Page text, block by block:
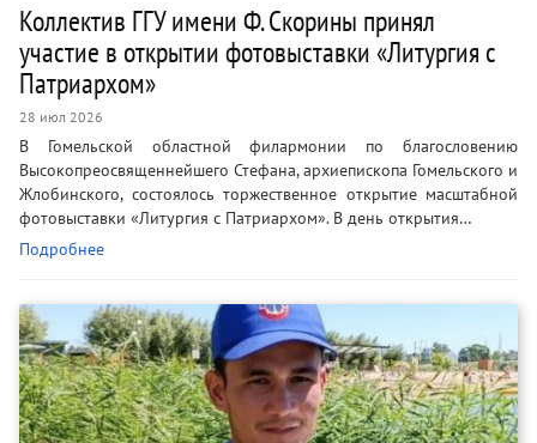
Коллектив ГГУ имени Ф. Скорины принял
участие в открытии фотовыставки «Литургия с
Патриархом»
28 июл 2026
В Гомельской областной филармонии по благословению
Высокопреосвященнейшего Стефана, архиепископа Гомельского и
Жлобинского, состоялось торжественное открытие масштабной
фотовыставки «Литургия с Патриархом». В день открытия…
Подробнее